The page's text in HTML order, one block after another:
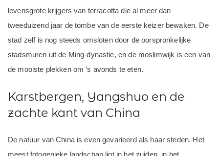
levensgrote krijgers van terracotta die al meer dan
tweeduizend jaar de tombe van de eerste keizer bewaken. De
stad zelf is nog steeds omsloten door de oorspronkelijke
stadsmuren uit de Ming-dynastie, en de moslimwijk is een van
de mooiste plekken om ’s avonds te eten.
Karstbergen, Yangshuo en de
zachte kant van China
De natuur van China is even gevarieerd als haar steden. Het
meest fotogenieke landschap ligt in het zuiden, in het